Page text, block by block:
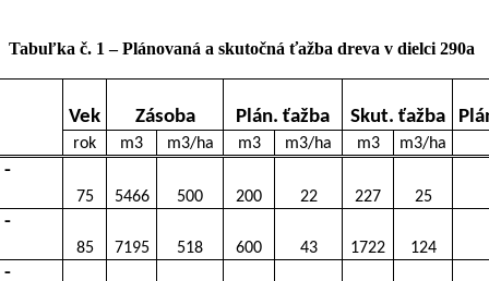
Tabuľka č. 1 – Plánovaná a skutočná ťažba dreva v dielci 290a
Vek Zásoba Plán. ťažba Skut. ťažba
rok m3 m3/ha m3 m3/ha m3 m3/ha
-
75 5466 500 200 22 227 25
-
85 7195 518 600 43 1722 124
-